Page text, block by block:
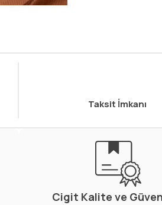
Taksit İmkanı
Cigit Kalite ve